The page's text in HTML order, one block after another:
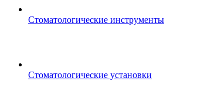
Стоматологические инструменты
Стоматологические установки